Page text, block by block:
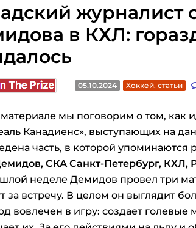
журналист
в КХЛ:
05.10.2024 Хоккей. статьи
мы поговорим о том, как
Канадиенс», выступающих на
часть, в которой упоминаются
СКА Санкт-Петербург, КХЛ,
неделе Демидов провел три
за встречу. В целом он выглядит
вовлечен в игру: создает